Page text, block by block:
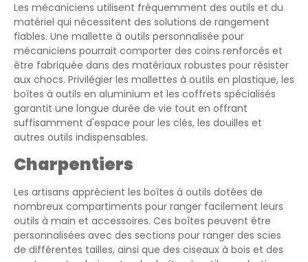
Les mécaniciens utilisent fréquemment des outils et du
matériel qui nécessitent des solutions de rangement
fiables. Une mallette à outils personnalisée pour
mécaniciens pourrait comporter des coins renforcés et
être fabriquée dans des matériaux robustes pour résister
aux chocs. Privilégier les mallettes à outils en plastique, les
boîtes à outils en aluminium et les coffrets spécialisés
garantit une longue durée de vie tout en offrant
suffisamment d'espace pour les clés, les douilles et
autres outils indispensables.
Charpentiers
Les artisans apprécient les boîtes à outils dotées de
nombreux compartiments pour ranger facilement leurs
outils à main et accessoires. Ces boîtes peuvent être
personnalisées avec des sections pour ranger des scies
de différentes tailles, ainsi que des ciseaux à bois et des